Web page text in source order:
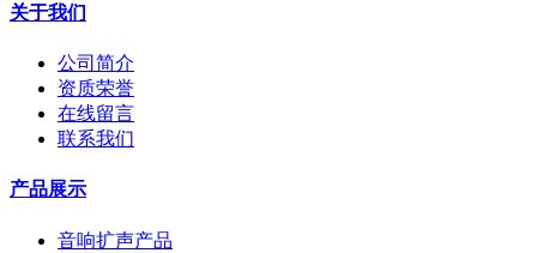
关于我们
公司简介
资质荣誉
在线留言
联系我们
产品展示
音响扩声产品